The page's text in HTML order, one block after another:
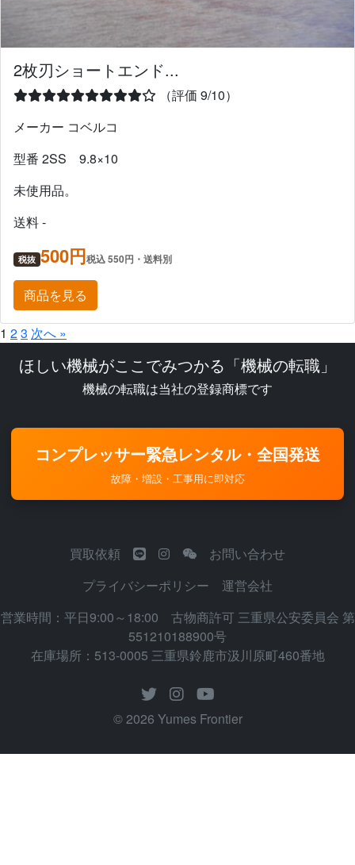
2枚刃ショートエンド...
（評価 9/10）
メーカー コベルコ
型番 2SS 9.8×10
未使用品。
送料 -
税抜 500円税込 550円・送料別
商品を見る
1 23 次へ »
ほしい機械がここでみつかる「機械の転職」
機械の転職は当社の登録商標です
コンプレッサー緊急レンタル・全国発送
故障・増設・工事用に即対応
買取依頼
お問い合わせ
プライバシーポリシー
運営会社
営業時間：平日9:00～18:00 古物商許可 三重県公安委員会 第
551210188900号
在庫場所：513-0005 三重県鈴鹿市汲川原町460番地
© 2026 Yumes Frontier